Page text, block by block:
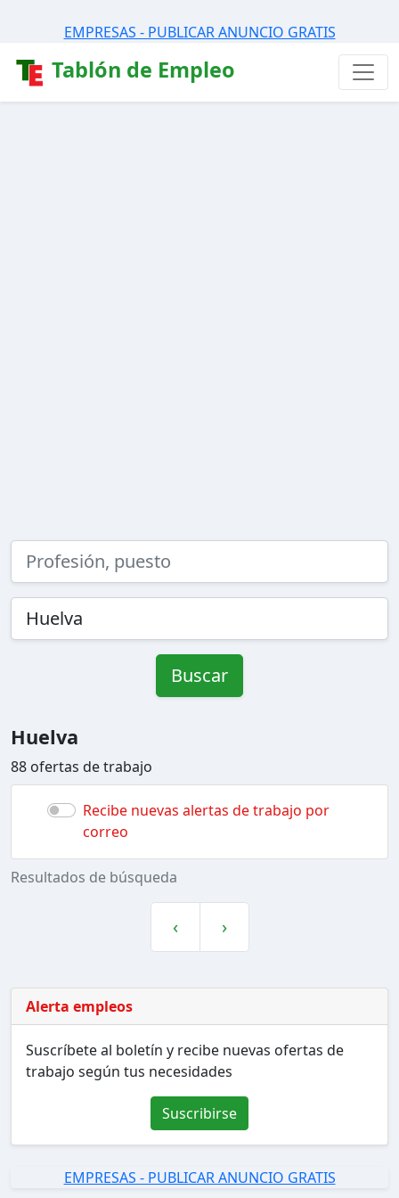
EMPRESAS - PUBLICAR ANUNCIO GRATIS
Tablón de Empleo
Buscar
Huelva
88 ofertas de trabajo
Recibe nuevas alertas de trabajo por
correo
Resultados de búsqueda
‹ ›
Alerta empleos
Suscríbete al boletín y recibe nuevas ofertas de
trabajo según tus necesidades
Suscribirse
EMPRESAS - PUBLICAR ANUNCIO GRATIS